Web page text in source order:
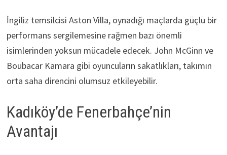
İngiliz temsilcisi Aston Villa, oynadığı maçlarda güçlü bir
performans sergilemesine rağmen bazı önemli
isimlerinden yoksun mücadele edecek. John McGinn ve
Boubacar Kamara gibi oyuncuların sakatlıkları, takımın
orta saha direncini olumsuz etkileyebilir.
Kadıköy’de Fenerbahçe’nin
Avantajı